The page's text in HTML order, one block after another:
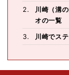
川崎（溝
オの一覧
川崎でス